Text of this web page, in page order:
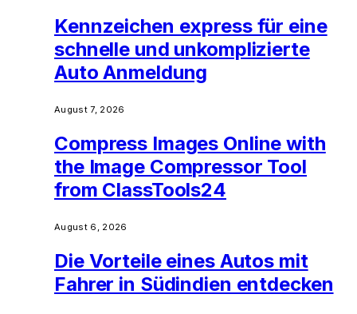
Kennzeichen express für eine
schnelle und unkomplizierte
Auto Anmeldung
August 7, 2026
Compress Images Online with
the Image Compressor Tool
from ClassTools24
August 6, 2026
Die Vorteile eines Autos mit
Fahrer in Südindien entdecken